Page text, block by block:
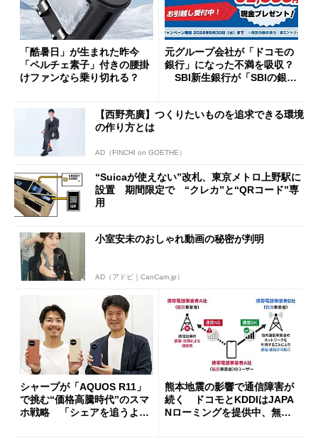
「酷暑日」が生まれた昨今
「ペルチェ素子」付きの腰掛
けファンなら乗り切れる？
元グループ会社が「ドコモの
銀行」になった不満を吸収？
SBI新生銀行が「SBIの銀
開催
【西野亮廣】つくりたいものを追求できる環境
の作り方とは
AD（FINCHI on GOETHE）
“Suicaが使えない”改札、東京メトロ上野駅に
設置 期間限定で “クレカ”と“QRコード”専
用
小室安未のおしゃれ動画の秘密が判明
AD（アドビ｜CanCam.jp）
シャープが「AQUOS R11」
で挑む“価格高騰時代”のスマ
ホ戦略 「シェアを追うより
熊本地震の影響で通信障害が
続く ドコモとKDDIはJAPA
Nローミングを提供中、無料